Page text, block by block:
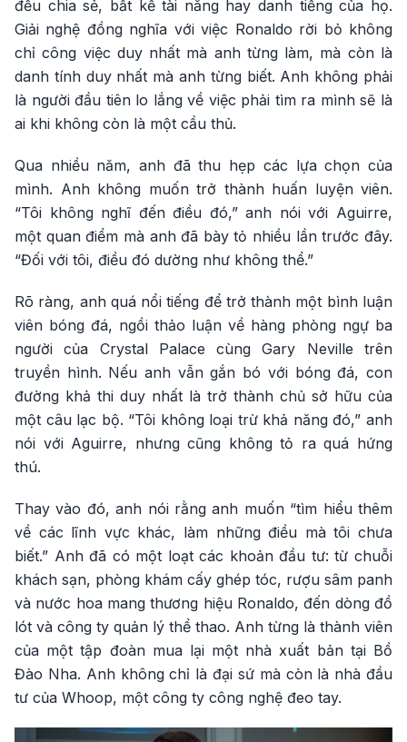
đều chia sẻ, bất kể tài năng hay danh tiếng của họ.
Giải nghệ đồng nghĩa với việc Ronaldo rời bỏ không
chỉ công việc duy nhất mà anh từng làm, mà còn là
danh tính duy nhất mà anh từng biết. Anh không phải
là người đầu tiên lo lắng về việc phải tìm ra mình sẽ là
ai khi không còn là một cầu thủ.
Qua nhiều năm, anh đã thu hẹp các lựa chọn của
mình. Anh không muốn trở thành huấn luyện viên.
“Tôi không nghĩ đến điều đó,” anh nói với Aguirre,
một quan điểm mà anh đã bày tỏ nhiều lần trước đây.
“Đối với tôi, điều đó dường như không thể.”
Rõ ràng, anh quá nổi tiếng để trở thành một bình luận
viên bóng đá, ngồi thảo luận về hàng phòng ngự ba
người của Crystal Palace cùng Gary Neville trên
truyền hình. Nếu anh vẫn gắn bó với bóng đá, con
đường khả thi duy nhất là trở thành chủ sở hữu của
một câu lạc bộ. “Tôi không loại trừ khả năng đó,” anh
nói với Aguirre, nhưng cũng không tỏ ra quá hứng
thú.
Thay vào đó, anh nói rằng anh muốn “tìm hiểu thêm
về các lĩnh vực khác, làm những điều mà tôi chưa
biết.” Anh đã có một loạt các khoản đầu tư: từ chuỗi
khách sạn, phòng khám cấy ghép tóc, rượu sâm panh
và nước hoa mang thương hiệu Ronaldo, đến dòng đồ
lót và công ty quản lý thể thao. Anh từng là thành viên
của một tập đoàn mua lại một nhà xuất bản tại Bồ
Đào Nha. Anh không chỉ là đại sứ mà còn là nhà đầu
tư của Whoop, một công ty công nghệ đeo tay.